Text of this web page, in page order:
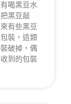
喝黑豆水
黑豆敲
有些黑豆
裝，這類
破掉，偶
到的包裝